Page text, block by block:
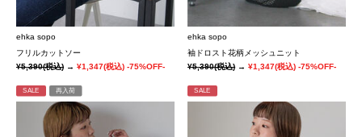
ehka sopo
フリルカットソー
¥5,390(税込) → ¥1,347(税込) -75%OFF-
ehka sopo
袖ドロスト花柄メッシュニット
¥5,390(税込)→¥1,347(税込) -75%OFF-
SALE 再入荷 SALE